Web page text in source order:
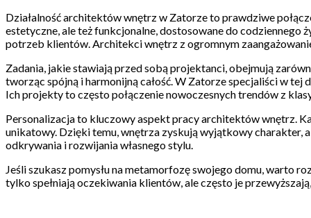
Działalność architektów wnętrz w Zatorze to prawdziwe
estetyczne, ale też funkcjonalne, dostosowane do
potrzeb klientów. Architekci wnętrz z ogromnym
Zadania, jakie stawiają przed sobą projektanci, obejmują
tworząc spójną i harmonijną całość. W Zatorze specjaliści w
Ich projekty to często połączenie nowoczesnych trendów z
Personalizacja to kluczowy aspekt pracy architektów wnętrz.
unikatowy. Dzięki temu, wnętrza zyskują wyjątkowy charakter,
odkrywania i rozwijania własnego stylu.
Jeśli szukasz pomysłu na metamorfozę swojego domu, warto
tylko spełniają oczekiwania klientów, ale często je